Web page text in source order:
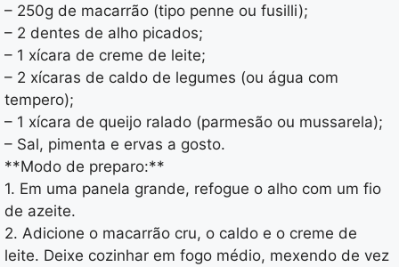
– 250g de macarrão (tipo penne ou fusilli);
– 2 dentes de alho picados;
– 1 xícara de creme de leite;
– 2 xícaras de caldo de legumes (ou água com
tempero);
– 1 xícara de queijo ralado (parmesão ou mussarela);
– Sal, pimenta e ervas a gosto.
**Modo de preparo:**
1. Em uma panela grande, refogue o alho com um fio
de azeite.
2. Adicione o macarrão cru, o caldo e o creme de
leite. Deixe cozinhar em fogo médio, mexendo de vez